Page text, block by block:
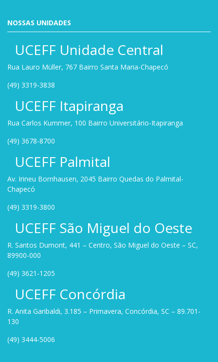
NOSSAS UNIDADES
UCEFF Unidade Central
Rua Lauro Müller, 767 Bairro Santa Maria-Chapecó
(49) 3319-3838
UCEFF Itapiranga
Rua Carlos Kummer, 100 Bairro Universitário-Itapiranga
(49) 3678-8700
UCEFF Palmital
Av. Irineu Bornhausen, 2045 Bairro Quedas do Palmital-
Chapecó
(49) 3319-3800
UCEFF São Miguel do Oeste
R. Santos Dumont, 441 – Centro, São Miguel do Oeste – SC,
89900-000
(49) 3621-1205
UCEFF Concórdia
R. Anita Garibaldi, 3.185 – Primavera, Concórdia, SC – 89.701-
130
(49) 3444-5006